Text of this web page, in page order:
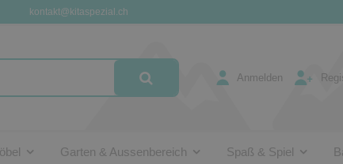
kontakt@kitaspezial.ch
Anmelden
Garten & Aussenbereich Spaß & Spiel